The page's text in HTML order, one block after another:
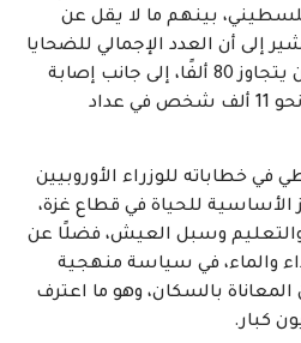
من 60 ألف فلسطيني، بينهم ما لا يقل عن
تشير إلى أن العدد الإجمالي للضحايا
المباشرين وغير المباشرين يتجاوز 80 ألفًا، إلى جانب إصابة
أكثر من 145 ألفًا، فيما بقي نحو 11 ألف شخص في عداد
في خطاباته للوزراء الأوروبيين
الأساسية للحياة في قطاع غزة،
وسبل العيش، فضلًا عن
والماء، في سياسة منهجية
المعاناة بالسكان، وهو ما اعترف
كبار.